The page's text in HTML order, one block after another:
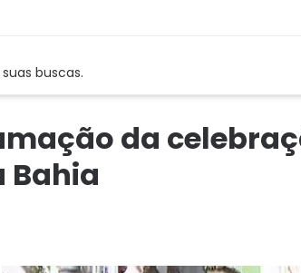
buscas.
da
Bahia